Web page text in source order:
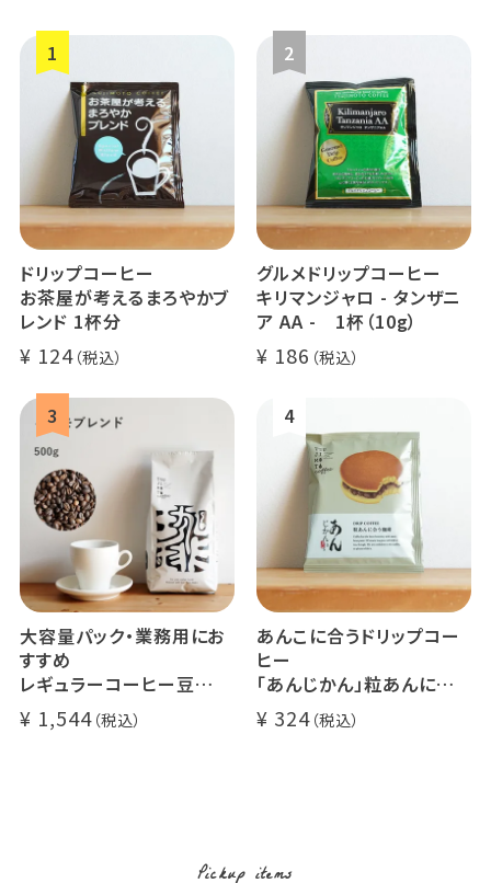
ドリップコーヒー
お茶屋が考えるまろやかブ
レンド 1杯分
124
グルメドリップコーヒー
キリマンジャロ - タンザニ
ア AA - 1杯（10g）
186
大容量パック・業務用にお
すすめ
レギュラーコーヒー豆
イツモブレンド 500g
1,544
あんこに合うドリップコー
ヒー
「あんじかん」粒あんに合う
珈琲 1杯分
324
Pickup items